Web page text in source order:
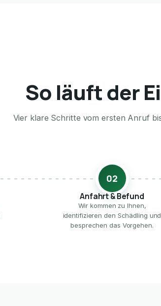
So läuft der
Vier klare Schritte vom ersten Anruf
02
Anfahrt & Befund
Wir kommen zu Ihnen,
identifizieren den Schädling und
besprechen das Vorgehen.